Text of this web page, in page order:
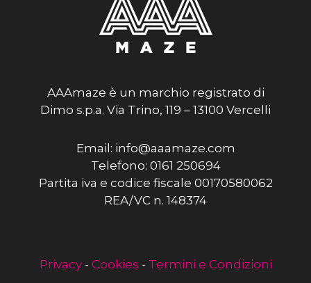
AAAmaze è un marchio registrato di
Dimo s.p.a. Via Trino, 119 – 13100 Vercelli
Email: info@aaamaze.com
Telefono: 0161 250694
Partita iva e codice fiscale 00170580062
REA/VC n. 148374
Privacy- Cookies - Termini e Condizioni